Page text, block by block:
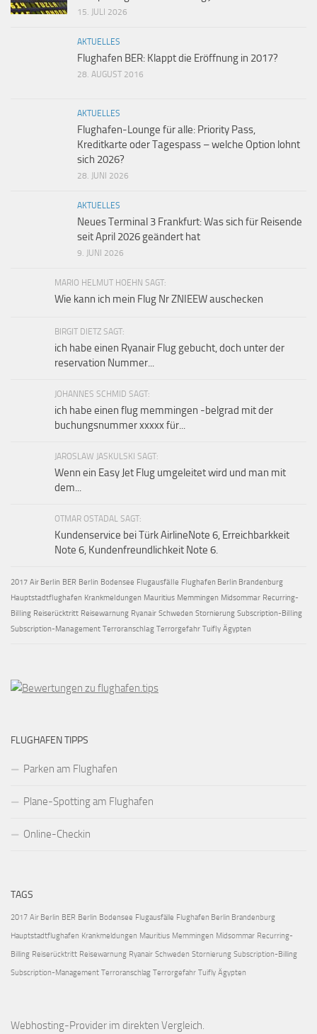
15. JULI 2026
AKTUELLES
Flughafen BER: Klappt die Eröffnung in 2017?
28. AUGUST 2016
AKTUELLES
Flughafen-Lounge für alle: Priority Pass,
Kreditkarte oder Tagespass – welche Option lohnt
sich 2026?
28. JUNI 2026
AKTUELLES
Neues Terminal 3 Frankfurt: Was sich für Reisende
seit April 2026 geändert hat
9. JUNI 2026
MARIO HELMUT HOEHN SAGT:
Wie kann ich mein Flug Nr ZNIEEW auschecken
BIRGIT DIETZ SAGT:
ich habe einen Ryanair Flug gebucht, doch unter der
reservation Nummer...
JOHANNES SCHMID SAGT:
ich habe einen flug memmingen -belgrad mit der
buchungsnummer xxxxx für...
JAROSLAW JASKULSKI SAGT:
Wenn ein Easy Jet Flug umgeleitet wird und man mit
dem...
OTMAR OSTADAL SAGT:
Kundenservice bei Türk AirlineNote 6, Erreichbarkkeit
Note 6, Kundenfreundlichkeit Note 6.
2017 Air Berlin BER Berlin Bodensee Flugausfälle Flughafen Berlin Brandenburg
Hauptstadtflughafen Krankmeldungen Mauritius Memmingen Midsommar Recurring-
Billing Reiserücktritt Reisewarnung Ryanair Schweden Stornierung Subscription-Billing
Subscription-Management Terroranschlag Terrorgefahr Tuifly Ägypten
FLUGHAFEN TIPPS
Parken am Flughafen
Plane-Spotting am Flughafen
Online-Checkin
TAGS
2017 Air Berlin BER Berlin Bodensee Flugausfälle Flughafen Berlin Brandenburg
Hauptstadtflughafen Krankmeldungen Mauritius Memmingen Midsommar Recurring-
Billing Reiserücktritt Reisewarnung Ryanair Schweden Stornierung Subscription-Billing
Subscription-Management Terroranschlag Terrorgefahr Tuifly Ägypten
Webhosting-Provider im direkten Vergleich.